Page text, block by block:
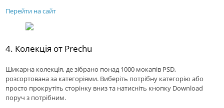
Перейти на сайт
4. Колекцiя от Prechu
Шикарна колекція, де зібрано понад 1000 мокапів PSD,
розсортована за категоріями. Виберіть потрібну категорію або
просто прокрутiть сторінку вниз та натисніть кнопку Download
поруч з потрiбним.